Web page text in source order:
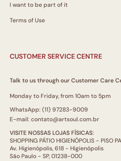
I want to be part of it
Terms of Use
CUSTOMER SERVICE CENTRE
Talk to us through our Customer Care
Monday to Friday, from 10am to 5pm
WhatsApp: (11) 97283-9009
E-mail: contato@artsoul.com.br
VISITE NOSSAS LOJAS FÍSICAS:
SHOPPING PÁTIO HIGIENÓPOLIS - PISO
Av. Higienópolis, 618 - Higienópolis
São Paulo - SP, 01238-000